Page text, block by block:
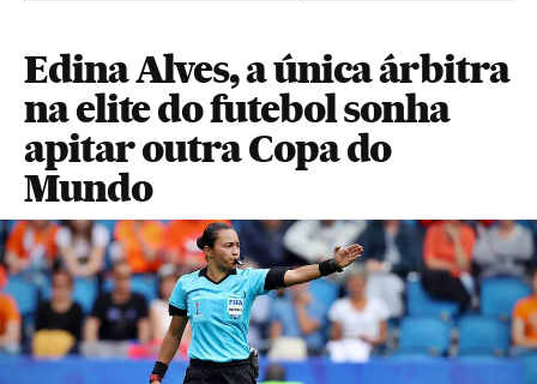
Edina Alves, a única árbitra
na elite do futebol sonha
apitar outra Copa do
Mundo